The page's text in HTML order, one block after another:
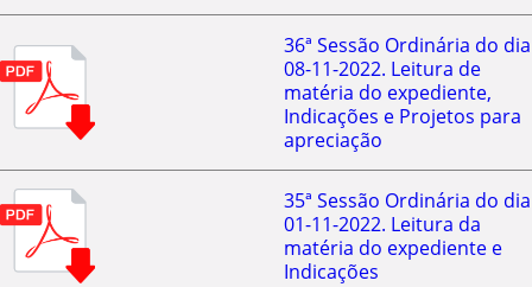
36ª Sessão Ordinária do dia
08-11-2022. Leitura de
matéria do expediente,
Indicações e Projetos para
apreciação
35ª Sessão Ordinária do dia
01-11-2022. Leitura da
matéria do expediente e
Indicações